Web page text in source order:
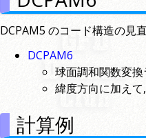
DCPAM5 のコード構造の見
DCPAM6
球面調和関数変
緯度方向に加え
計算例